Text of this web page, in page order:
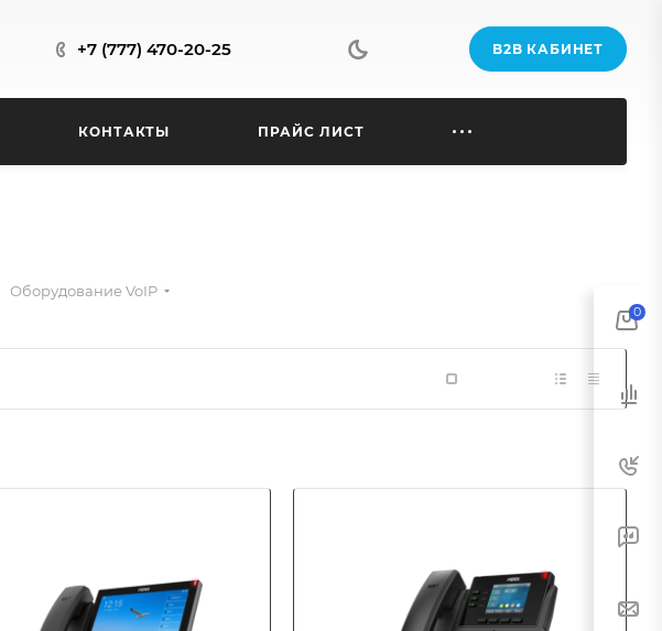
+7 (777) 470-20-25 B2B КАБИНЕТ
КОНТАКТЫ ПРАЙС ЛИСТ
Оборудование VoIP
0